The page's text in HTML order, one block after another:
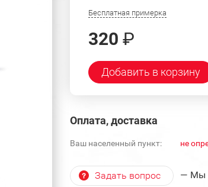
Бесплатная примерка
320 ₽
Добавить в корзину
Оплата, доставка
Ваш населенный пункт: не
Задать вопрос — Мы